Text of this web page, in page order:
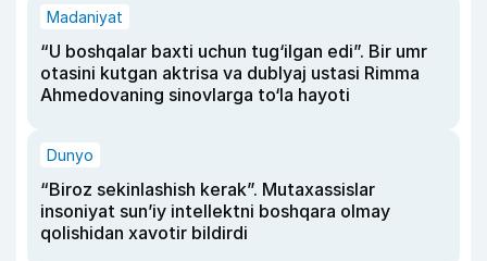
Madaniyat
“U boshqalar baxti uchun tug‘ilgan edi”. Bir umr
otasini kutgan aktrisa va dublyaj ustasi Rimma
Ahmedovaning sinovlarga to‘la hayoti
Dunyo
“Biroz sekinlashish kerak”. Mutaxassislar
insoniyat sun’iy intellektni boshqara olmay
qolishidan xavotir bildirdi